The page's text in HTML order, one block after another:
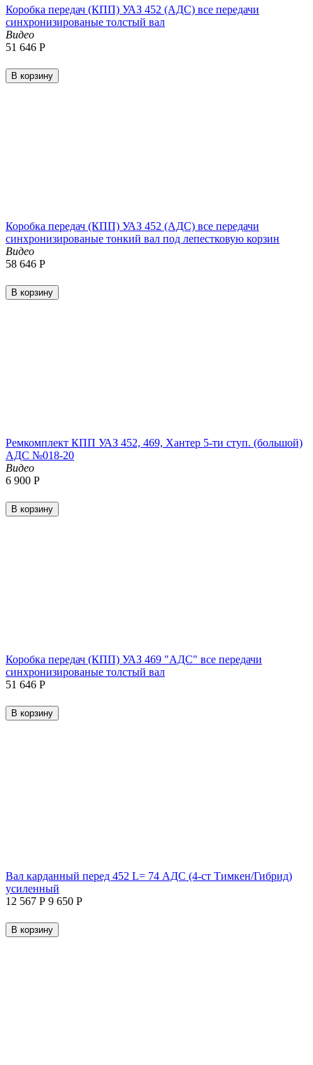
Коробка передач (КПП) УАЗ 452 (АДС) все передачи
синхронизированые толстый вал
Видео
51 646 Р
В корзину
Коробка передач (КПП) УАЗ 452 (АДС) все передачи
синхронизированые тонкий вал под лепестковую корзин
Видео
58 646 Р
В корзину
Ремкомплект КПП УАЗ 452, 469, Хантер 5-ти ступ. (большой)
АДС №018-20
Видео
6 900 Р
В корзину
Коробка передач (КПП) УАЗ 469 "АДС" все передачи
синхронизированые толстый вал
51 646 Р
В корзину
Вал карданный перед 452 L= 74 АДС (4-ст Тимкен/Гибрид)
усиленный
12 567 Р 9 650 Р
В корзину